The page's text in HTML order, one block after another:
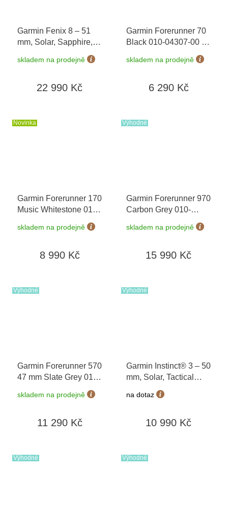
Garmin Fenix 8 – 51
mm, Solar, Sapphire,
Yellow/Graphite 010-
skladem na prodejně
22 990 Kč
Garmin Forerunner 70
Black 010-04307-00 +
možnost výměny do 90
dní
skladem na prodejně
6 290 Kč
Novinka
Garmin Forerunner 170
Music Whitestone 010-
+ možnost
výměny do 90 dní
skladem na prodejně
8 990 Kč
Výhodné
Garmin Forerunner 970
Carbon Grey 010-
+ možnost
výměny do 90 dní
skladem na prodejně
15 990 Kč
Výhodné
Garmin Forerunner 570
47 mm Slate Grey 010-
skladem na prodejně
11 290 Kč
Výhodné
Garmin Instinct® 3 – 50
mm, Solar, Tactical
Edition Black 010-
02935-50
na dotaz
10 990 Kč
Výhodné Výhodné